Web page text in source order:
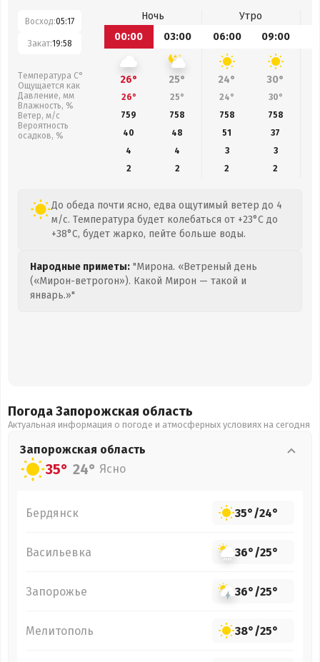
Восход:05:17
Закат:19:58
Температура С°
Ощущается как
Давление, мм
Влажность, %
Ветер, м/с
Вероятность
осадков, %
Ночь
Утро
00:00
03:00 06:00 09:00
26° 25° 24° 30°
26° 25° 24° 30°
759
758 758 758
40
48 51 37
4
4 3
3
2
2 2 2
До обеда почти ясно, едва ощутимый ветер до 4
м/с. Температура будет колебаться от +23°C до
+38°C, будет жарко, пейте больше воды.
Народные приметы: "Мирона. «Ветреный день
(«Мирон-ветрогон»). Какой Мирон — такой и
январь.»"
Погода Запорожская область
Актуальная информация о погоде и атмосферных условиях на сегодня
Запорожская область
35° 24° Ясно
Бердянск 35°/24°
Васильевка 36°/25°
Запорожье 36°/25°
Мелитополь 38°/25°